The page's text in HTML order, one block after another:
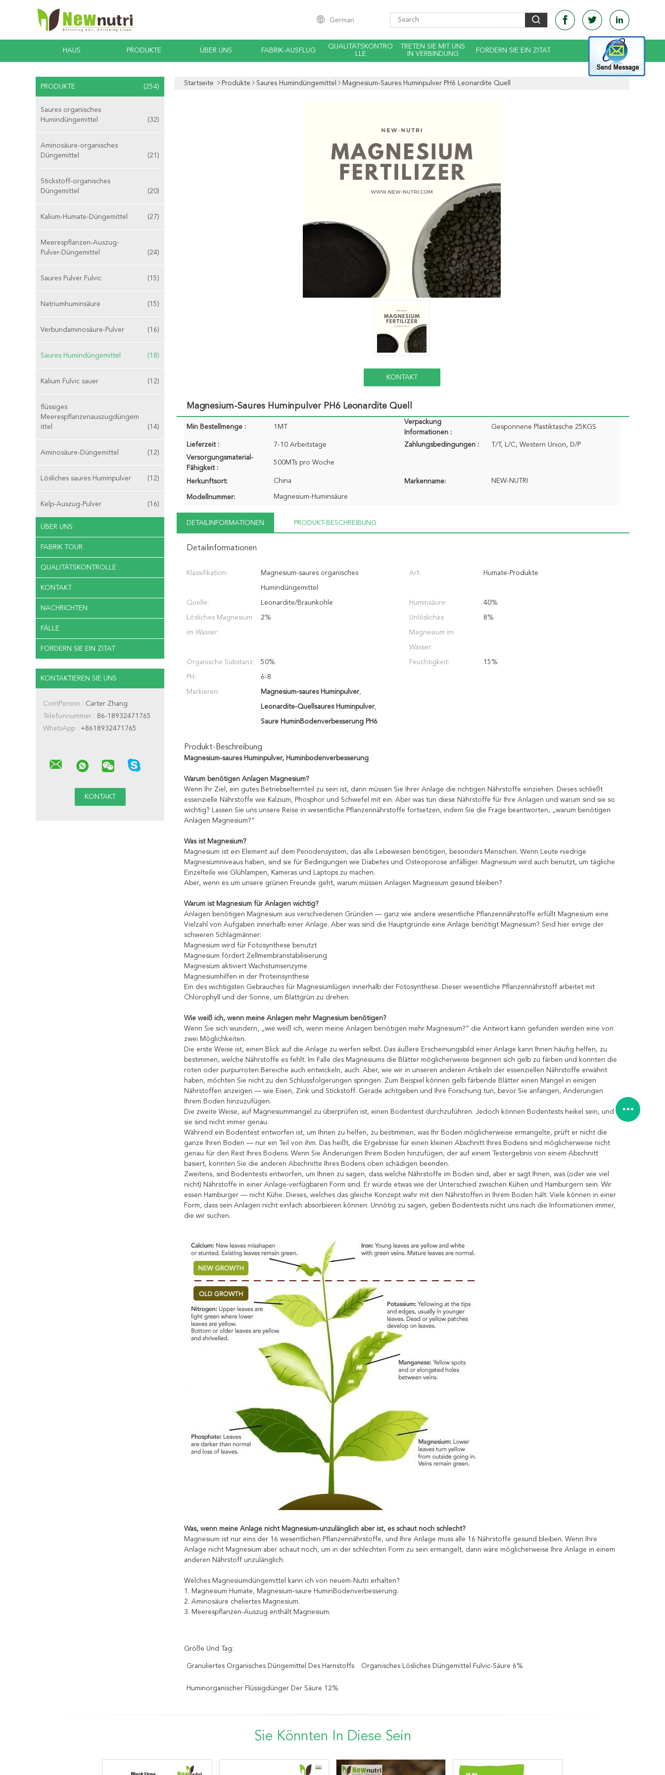
German
HAUS PRODUKTE ÜBER UNS FABRIK-AUSFLUG
QUALITÄTSKONTRO
LLE
TRETEN SIE MIT UNS
IN VERBINDUNG
FORDERN SIE EIN ZITAT
PRODUKTE (254)
Saures organisches
Humindüngemittel
(32)
Aminosäure-organisches
Düngemittel
(21)
Stickstoff-organisches
Düngemittel
(20)
Kalium-Humate-Düngemittel (27)
Meerespflanzen-Auszug-
Pulver-Düngemittel
(24)
Saures Pulver Fulvic (15)
Natriumhuminsäure (15)
Verbundaminosäure-Pulver (16)
Saures Humindüngemittel (18)
Kalium Fulvic sauer (12)
flüssiges
Meerespflanzenauszugdüngem
ittel
(14)
Aminosäure-Düngemittel (12)
Lösliches saures Huminpulver (12)
Kelp-Auszug-Pulver (16)
ÜBER UNS
FABRIK TOUR
QUALITÄTSKONTROLLE
KONTAKT
NACHRICHTEN
FÄLLE
FORDERN SIE EIN ZITAT
KONTAKTIEREN SIE UNS
ContPerson : Carter Zhang
Telefonnummer : 86-18932471765
WhatsApp : +8618932471765
Startseite Produkte Saures Humindüngemittel Magnesium-Saures Huminpulver PH6 Leonardite Quell
KONTAKT
Magnesium-Saures Huminpulver PH6 Leonardite Quell
Min Bestellmenge : 1MT
Verpackung
Informationen :
Gesponnene Plastiktasche 25KGS
Lieferzeit : 7-10 Arbeitstage Zahlungsbedingungen :
T/T, L/C, Western Union, D/P
Versorgungsmaterial-
Fähigkeit :
500MTs pro Woche
Herkunftsort: China Markenname: NEW-NUTRI
Modellnummer: Magnesium-Huminsäure
DETAILINFORMATIONEN PRODUKT-BESCHREIBUNG
Detailinformationen
Klassifikation: Magnesium-saures organisches
Humindüngemittel
Art: Humate-Produkte
Quelle: Leonardite/Braunkohle Huminsäure: 40%
Lösliches Magnesium
im Wasser:
2% Unlösliches
Magnesium im
Wasser:
8%
Organische Substanz: 50% Feuchtigkeit: 15%
PH: 6-8
Markieren: Magnesium-saures Huminpulver,
Leonardite-Quellsaures Huminpulver,
Saure HuminBodenverbesserung PH6
Produkt-Beschreibung
Magnesium-saures Huminpulver, Huminbodenverbesserung
Warum benötigen Anlagen Magnesium?
Wenn Ihr Ziel, ein gutes Betriebselternteil zu sein ist, dann müssen Sie Ihrer Anlage die richtigen Nährstoffe einziehen. Dieses schließt
essenzielle Nährstoffe wie Kalzium, Phosphor und Schwefel mit ein. Aber was tun diese Nährstoffe für Ihre Anlagen und warum sind sie so
wichtig? Lassen Sie uns unsere Reise in wesentliche Pflanzennährstoffe fortsetzen, indem Sie die Frage beantworten, „warum benötigen
Anlagen Magnesium?“
Was ist Magnesium?
Magnesium ist ein Element auf dem Periodensystem, das alle Lebewesen benötigen, besonders Menschen. Wenn Leute niedrige
Magnesiumniveaus haben, sind sie für Bedingungen wie Diabetes und Osteoporose anfälliger. Magnesium wird auch benutzt, um tägliche
Einzelteile wie Glühlampen, Kameras und Laptops zu machen.
Aber, wenn es um unsere grünen Freunde geht, warum müssen Anlagen Magnesium gesund bleiben?
Warum ist Magnesium für Anlagen wichtig?
Anlagen benötigen Magnesium aus verschiedenen Gründen — ganz wie andere wesentliche Pflanzennährstoffe erfüllt Magnesium eine
Vielzahl von Aufgaben innerhalb einer Anlage. Aber was sind die Hauptgründe eine Anlage benötigt Magnesium? Sind hier einige der
schweren Schlagmänner:
Magnesium wird für Fotosynthese benutzt
Magnesium fördert Zellmembranstabilisierung
Magnesium aktiviert Wachstumsenzyme
Magnesiumhilfen in der Proteinsynthese
Ein des wichtigsten Gebrauches für Magnesiumlügen innerhalb der Fotosynthese. Dieser wesentliche Pflanzennährstoff arbeitet mit
Chlorophyll und der Sonne, um Blattgrün zu drehen.
Wie weiß ich, wenn meine Anlagen mehr Magnesium benötigen?
Wenn Sie sich wundern, „wie weiß ich, wenn meine Anlagen benötigen mehr Magnesium?“ die Antwort kann gefunden werden eine von
zwei Möglichkeiten.
Die erste Weise ist, einen Blick auf die Anlage zu werfen selbst. Das äußere Erscheinungsbild einer Anlage kann Ihnen häufig helfen, zu
bestimmen, welche Nährstoffe es fehlt. Im Falle des Magnesiums die Blätter möglicherweise beginnen sich gelb zu färben und konnten die
roten oder purpurroten Bereiche auch entwickeln, auch. Aber, wie wir in unseren anderen Artikeln der essenziellen Nährstoffe erwähnt
haben, möchten Sie nicht zu den Schlussfolgerungen springen. Zum Beispiel können gelb färbende Blätter einen Mangel in einigen
Nährstoffen anzeigen — wie Eisen, Zink und Stickstoff. Gerade achtgeben und Ihre Forschung tun, bevor Sie anfangen, Änderungen
Ihrem Boden hinzuzufügen.
Die zweite Weise, auf Magnesiummangel zu überprüfen ist, einen Bodentest durchzuführen. Jedoch können Bodentests heikel sein, und
sie sind nicht immer genau.
Während ein Bodentest entworfen ist, um Ihnen zu helfen, zu bestimmen, was Ihr Boden möglicherweise ermangelte, prüft er nicht die
ganze Ihren Boden — nur ein Teil von ihm. Das heißt, die Ergebnisse für einen kleinen Abschnitt Ihres Bodens sind möglicherweise nicht
genau für den Rest Ihres Bodens. Wenn Sie Änderungen Ihrem Boden hinzufügen, der auf einem Testergebnis von einem Abschnitt
basiert, konnten Sie die anderen Abschnitte Ihres Bodens oben schädigen beenden.
Zweitens, sind Bodentests entworfen, um Ihnen zu sagen, dass welche Nährstoffe im Boden sind, aber er sagt Ihnen, was (oder wie viel
nicht) Nährstoffe in einer Anlage-verfügbaren Form sind. Er würde etwas wie der Unterschied zwischen Kühen und Hamburgern sein. Wir
essen Hamburger — nicht Kühe. Dieses, welches das gleiche Konzept wahr mit den Nährstoffen in Ihrem Boden hält. Viele können in einer
Form, dass sein Anlagen nicht einfach absorbieren können. Unnötig zu sagen, geben Bodentests nicht uns nach die Informationen immer,
die wir suchen.
Was, wenn meine Anlage nicht Magnesium-unzulänglich aber ist, es schaut noch schlecht?
Magnesium ist nur eins der 16 wesentlichen Pflanzennährstoffe, und Ihre Anlage muss alle 16 Nährstoffe gesund bleiben. Wenn Ihre
Anlage nicht Magnesium aber schaut noch, um in der schlechten Form zu sein ermangelt, dann wäre möglicherweise Ihre Anlage in einem
anderen Nährstoff unzulänglich.
Welches Magnesiumdüngemittel kann ich von neuem-Nutri erhalten?
1. Magnesium Humate, Magnesium-saure HuminBodenverbesserung.
2. Aminosäure cheliertes Magnesium.
3. Meerespflanzen-Auszug enthält Magnesium.
Größe Und Tag:
Granuliertes Organisches Düngemittel Des Harnstoffs Organisches Lösliches Düngemittel Fulvic-Säure 6%
Huminorganischer Flüssigdünger Der Säure 12%
Sie Könnten In Diese Sein